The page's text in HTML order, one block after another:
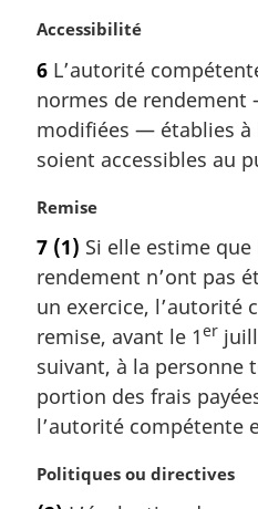
a
l
e
:
N
t
e
m
a
g
n
a
e
:
Accessibilité
6 L’autorité
normes de
modifiées — établies à
soient accessibles au
N
t
e
m
a
g
i
n
l
Remise
7 (1) Si elle estime
rendement n’ont pas
un exercice, l’autorité
remise, avant le 1er
suivant, à la personne
portion des frais
l’autorité compétente
N
Politiques ou directives